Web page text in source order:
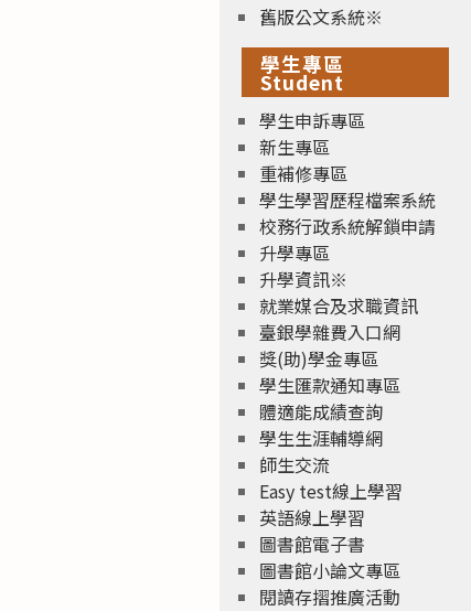
舊版公文系統※
學生專區
Student
學生申訴專區
新生專區
重補修專區
學生學習歷程檔案系統
校務行政系統解鎖申請
升學專區
升學資訊※
就業媒合及求職資訊
臺銀學雜費入口網
獎(助)學金專區
學生匯款通知專區
體適能成績查詢
學生生涯輔導網
師生交流
Easy test線上學習
英語線上學習
圖書館電子書
圖書館小論文專區
閱讀存摺推廣活動